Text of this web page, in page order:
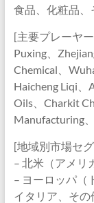
食品、化粧品、
[主要プレーヤ
Puxing、
Chemical、
Haicheng Liqi
Oils、Charkit
Manufacturing
[地域別市場セ
– 北米（アメリ
– ヨーロッパ（
イタリア、その